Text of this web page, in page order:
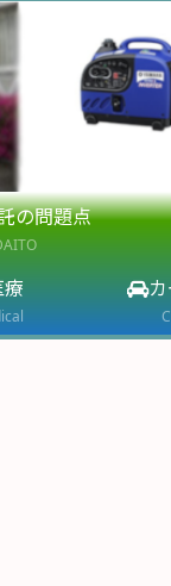
の問題点
療